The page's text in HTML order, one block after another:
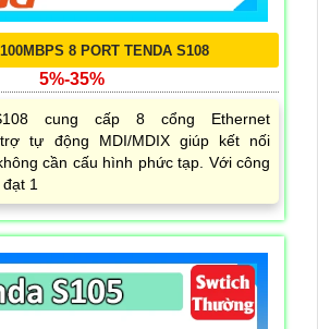
8 PORT TENDA S108
5%-35%
cung cấp 8 cổng Ethernet
tự động MDI/MDIX giúp kết nối
cần cấu hình phức tạp. Với công
1